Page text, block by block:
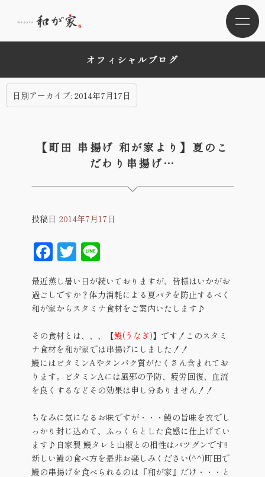
オフィシャルブログ
日別アーカイブ: 2014年7月17日
【町田 串揚げ 和が家より】夏のこ
だわり串揚げ…
投稿日 2014年7月17日
Facebook
Twitter
Line
最近蒸し暑い日が続いておりますが、皆様はいかがお
過ごしですか？体力消耗による夏バテを防止するべく
和が家からスタミナ食材をご案内いたします♪
その食材とは、、、【鰻(うなぎ)】です！このスタミ
ナ食材を和が家では串揚げにしました！！
鰻にはビタミンAやタンパク質がたくさん含まれてお
ります。ビタミンAには風邪の予防、疲労回復、血流
を良くするなどその効果は申し分ありません！！
ちなみに気になるお味ですが・・・鰻の旨味を衣でし
っかり封じ込めて、ふっくらとした食感に仕上げてい
ます♪自家製 鰻タレと山椒との相性はバツグンです!!
新しい鰻の食べ方を是非お楽しみください(^^)町田で
鰻の串揚げを食べられるのは『和が家』だけ・・・と